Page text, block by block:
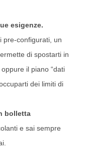
esigenze.
pre-configurati, un
di spostarti in
il piano “dati
dei limiti di
bolletta
e sai sempre